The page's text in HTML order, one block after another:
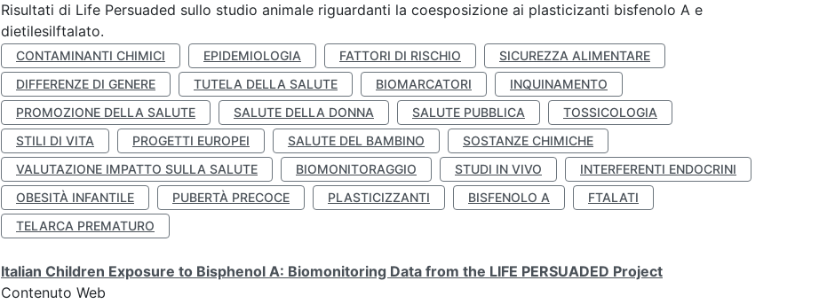
Risultati di Life Persuaded sullo studio animale riguardanti la coesposizione ai plasticizanti bisfenolo A e
dietilesilftalato.
CONTAMINANTI CHIMICI EPIDEMIOLOGIA FATTORI DI RISCHIO
SICUREZZA ALIMENTARE
DIFFERENZE DI GENERE
TUTELA DELLA SALUTE BIOMARCATORI
INQUINAMENTO
PROMOZIONE DELLA SALUTE
SALUTE DELLA DONNA SALUTE PUBBLICA
TOSSICOLOGIA
STILI DI VITA
PROGETTI EUROPEI SALUTE DEL BAMBINO
SOSTANZE CHIMICHE
VALUTAZIONE IMPATTO SULLA SALUTE
BIOMONITORAGGIO STUDI IN VIVO
INTERFERENTI ENDOCRINI
OBESITÀ INFANTILE
PUBERTÀ PRECOCE PLASTICIZZANTI BISFENOLO A
FTALATI
TELARCA PREMATURO
Italian Children Exposure to Bisphenol A: Biomonitoring Data from the LIFE PERSUADED Project
Contenuto Web